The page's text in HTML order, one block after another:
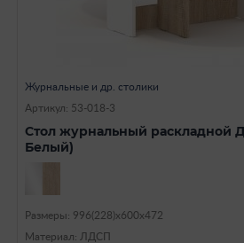
Журнальные и др. столики
Артикул: 53-018-3
Стол журнальный раскладной
Белый)
Размеры: 996(228)х600х472
Материал: ЛДСП